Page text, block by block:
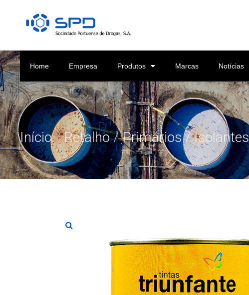
Home Empresa Produtos Marcas Notícias
Início/Retalho/Primários / Isolantes